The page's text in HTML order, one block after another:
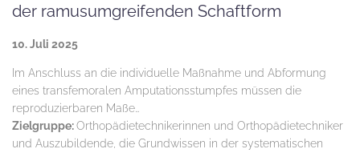
der ramusumgreifenden Schaftform
10. Juli 2025
Im Anschluss an die individuelle Maßnahme und Abformung
eines transfemoralen Amputationsstumpfes müssen die
reproduzierbaren Maße…
Zielgruppe:Orthopädietechnikerinnen und Orthopädietechniker
und Auszubildende, die Grundwissen in der systematischen